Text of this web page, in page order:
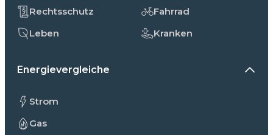
Rechtsschutz
Leben
Fahrrad
Kranken
Energievergleiche
Strom
Gas